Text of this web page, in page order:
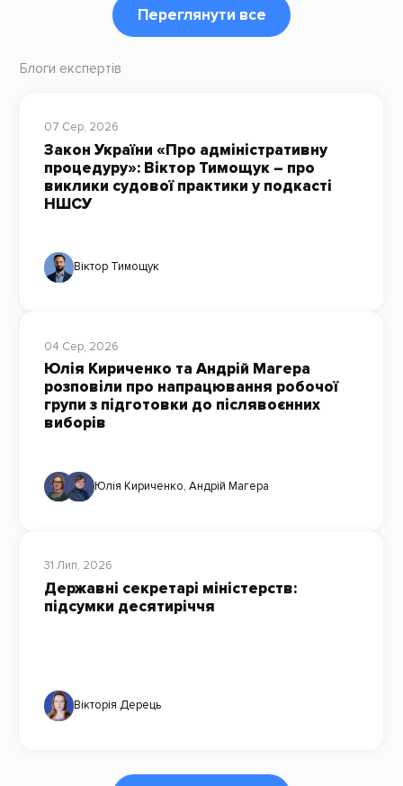
Переглянути все
Блоги експертів
07 Сер, 2026
Закон України «Про адміністративну
процедуру»: Віктор Тимощук – про
виклики судової практики у подкасті
НШСУ
Віктор Тимощук
04 Сер, 2026
Юлія Кириченко та Андрій Магера
розповіли про напрацювання робочої
групи з підготовки до післявоєнних
виборів
Юлія Кириченко, Андрій Магера
31 Лип, 2026
Державні секретарі міністерств:
підсумки десятиріччя
Вікторія Дерець